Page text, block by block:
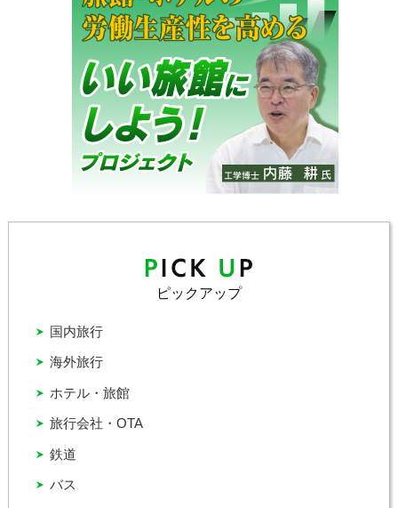
ピックアップ
バス
ホテル・旅館
国内旅行
旅行会社・OTA
海外旅行
鉄道